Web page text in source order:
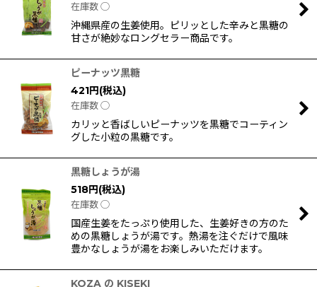
在庫数 ◯
沖縄県産の生姜使用。ピリッとした辛みと黒糖の
甘さが絶妙なロングセラー商品です。
ピーナッツ黒糖
421円(税込)
在庫数 ◯
カリッと香ばしいピーナッツを黒糖でコーティン
グした小粒の黒糖です。
黒糖しょうが湯
518円(税込)
在庫数 ◯
国産生姜をたっぷり使用した、生姜好きの方のた
めの黒糖しょうが湯です。熱湯を注ぐだけで風味
豊かなしょうが湯をお楽しみいただけます。
KOZA の KISEKI